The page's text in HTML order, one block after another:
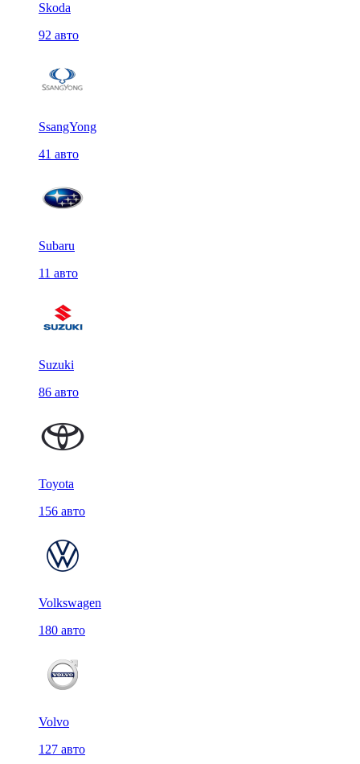
Skoda
92 авто
SsangYong
41 авто
Subaru
11 авто
Suzuki
86 авто
Toyota
156 авто
Volkswagen
180 авто
Volvo
127 авто